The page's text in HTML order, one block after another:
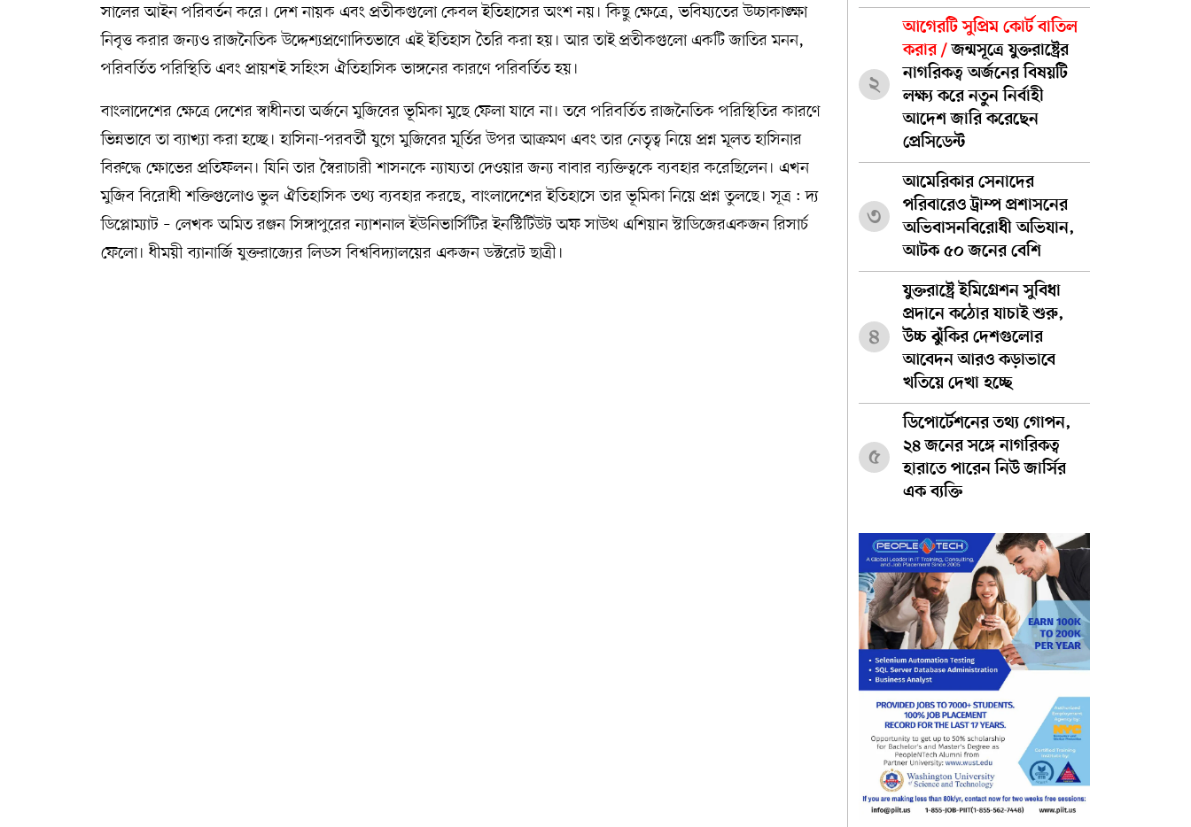
সালের আইন পরিবর্তন করে। দেশ নায়ক এবং প্রতীকগুলো কেবল ইতিহাসের অংশ নয়। কিছু ক্ষেত্রে, ভবিষ্যতের উচ্চাকাঙ্ক্ষা
নিবৃত্ত করার জন্যও রাজনৈতিক উদ্দেশ্যপ্রণোদিতভাবে এই ইতিহাস তৈরি করা হয়। আর তাই প্রতীকগুলো একটি জাতির মনন,
পরিবর্তিত পরিস্থিতি এবং প্রায়শই সহিংস ঐতিহাসিক ভাঙ্গনের কারণে পরিবর্তিত হয়।
বাংলাদেশের ক্ষেত্রে দেশের স্বাধীনতা অর্জনে মুজিবের ভূমিকা মুছে ফেলা যাবে না। তবে পরিবর্তিত রাজনৈতিক পরিস্থিতির কারণে
ভিন্নভাবে তা ব্যাখ্যা করা হচ্ছে। হাসিনা-পরবর্তী যুগে মুজিবের মূর্তির উপর আক্রমণ এবং তার নেতৃত্ব নিয়ে প্রশ্ন মূলত হাসিনার
বিরুদ্ধে ক্ষোভের প্রতিফলন। যিনি তার স্বৈরাচারী শাসনকে ন্যায্যতা দেওয়ার জন্য বাবার ব্যক্তিত্বকে ব্যবহার করেছিলেন। এখন
মুজিব বিরোধী শক্তিগুলোও ভুল ঐতিহাসিক তথ্য ব্যবহার করছে, বাংলাদেশের ইতিহাসে তার ভূমিকা নিয়ে প্রশ্ন তুলছে। সূত্র : দ্য
ডিপ্লোম্যাট – লেখক অমিত রঞ্জন সিঙ্গাপুরের ন্যাশনাল ইউনিভার্সিটির ইনস্টিটিউট অফ সাউথ এশিয়ান স্টাডিজেরএকজন রিসার্চ
ফেলো। ধীময়ী ব্যানার্জি যুক্তরাজ্যের লিডস বিশ্ববিদ্যালয়ের একজন ডক্টরেট ছাত্রী।
২
আগেরটি সুপ্রিম কোর্ট বাতিল
করার /জন্মসূত্রে যুক্তরাষ্ট্রের
নাগরিকত্ব অর্জনের বিষয়টি
লক্ষ্য করে নতুন নির্বাহী
আদেশ জারি করেছেন
প্রেসিডেন্ট
৩
আমেরিকার সেনাদের
পরিবারেও ট্রাম্প প্রশাসনের
অভিবাসনবিরোধী অভিযান,
আটক ৫০ জনের বেশি
৪
যুক্তরাষ্ট্রে ইমিগ্রেশন সুবিধা
প্রদানে কঠোর যাচাই শুরু,
উচ্চ ঝুঁকির দেশগুলোর
আবেদন আরও কড়াভাবে
খতিয়ে দেখা হচ্ছে
৫
ডিপোর্টেশনের তথ্য গোপন,
২৪ জনের সঙ্গে নাগরিকত্ব
হারাতে পারেন নিউ জার্সির
এক ব্যক্তি